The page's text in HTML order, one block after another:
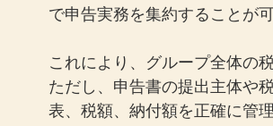
で申告実務を集約することが可
これにより、グループ全体の
ただし、申告書の提出主体や
表、税額、納付額を正確に管